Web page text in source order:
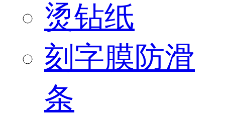
烫钻纸
刻字膜防滑
条